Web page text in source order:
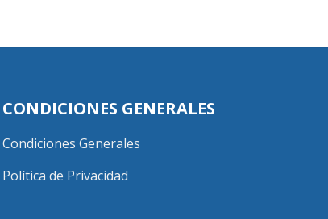
CONDICIONES GENERALES
Condiciones Generales
Política de Privacidad